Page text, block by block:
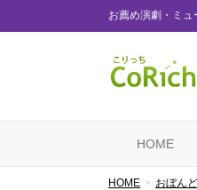
お薦め演劇・ミュ
HOME
HOME おぼん